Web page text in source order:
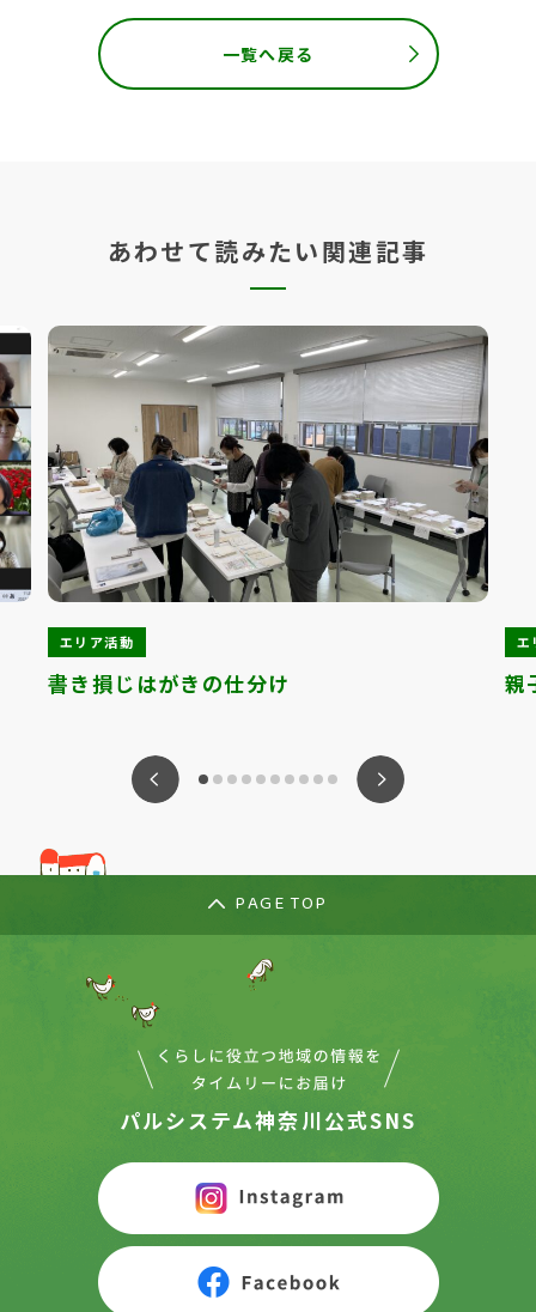
一覧へ戻る
あわせて読みたい関連記事
エリア活動
書き損じはがきの仕分け
エ
親
PAGE TOP
パルシステム神奈川公式SNS